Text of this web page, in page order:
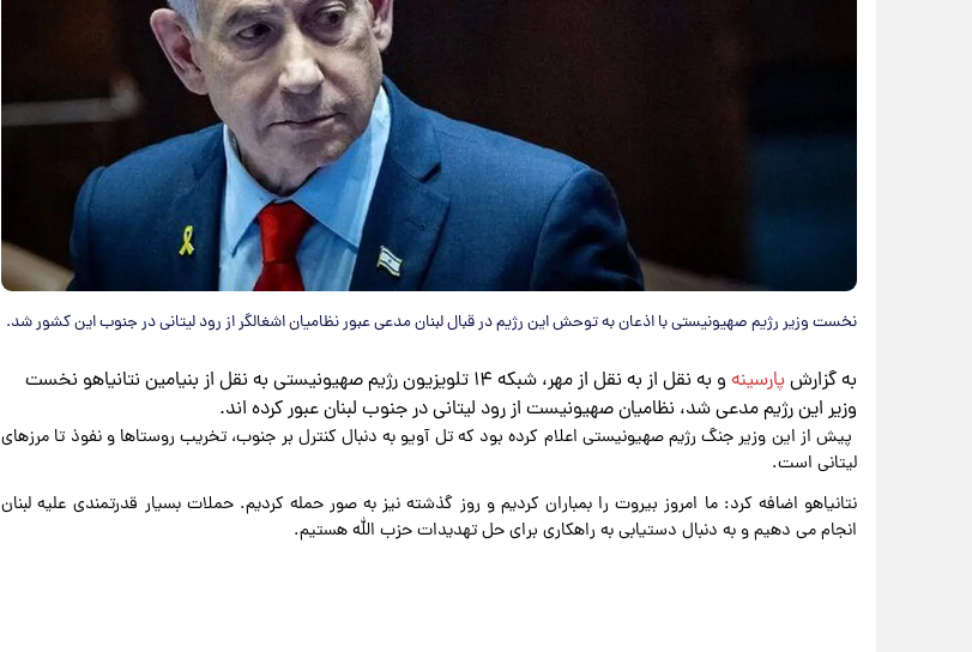
نخست وزیر رژیم صهیونیستی با اذعان به توحش این رژیم در قبال لبنان مدعی عبور نظامیان اشغالگر از رود لیتانی در جنوب این کشور شد.
به گزارشپارسینه
و به نقل از به نقل از مهر، شبکه ۱۴ تلویزیون رژیم صهیونیستی به نقل از بنیامین نتانیاهو نخست
وزیر این رژیم مدعی شد، نظامیان صهیونیست از رود لیتانی در جنوب لبنان عبور کرده اند.
پیش از این وزیر جنگ رژیم صهیونیستی اعلام کرده بود که تل آویو به دنبال کنترل بر جنوب، تخریب روستاها و نفوذ تا مرزهای
لیتانی است.
نتانیاهو اضافه کرد: ما امروز بیروت را بمباران کردیم و روز گذشته نیز به صور حمله کردیم. حملات بسیار قدرتمندی علیه لبنان
انجام می دهیم و به دنبال دستیابی به راهکاری برای حل تهدیدات حزب الله هستیم.